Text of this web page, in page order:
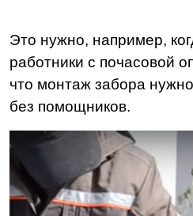
Это нужно, например,
работники с почасовой
что монтаж забора
без помощников.